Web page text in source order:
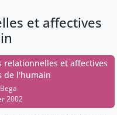
et affectives
relationnelles et affectives
de l'humain
2002